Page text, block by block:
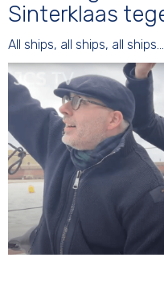
Sinterklaas
All ships, all ships, all ships…